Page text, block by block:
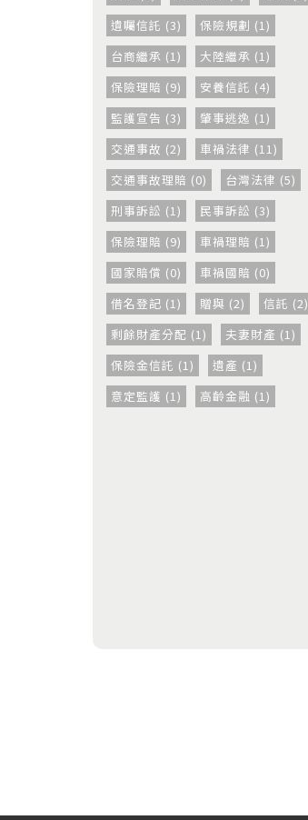
遺囑信託 (3)
保險規劃 (1)
台商繼承 (1)
大陸繼承 (1)
保險理賠 (9)
安養信託 (4)
監護宣告 (3)
肇事逃逸 (1)
交通事故 (2)
車禍法律 (11)
交通事故理賠 (0)
台灣法律 (5)
刑事訴訟 (1)
民事訴訟 (3)
保險理賠 (9)
車禍理賠 (1)
國家賠償 (0)
車禍國賠 (0)
借名登記 (1)
贈與 (2)
信託 (2)
剩餘財產分配 (1)
夫妻財產 (1)
保險金信託 (1)
遺產 (1)
意定監護 (1)
高齡金融 (1)